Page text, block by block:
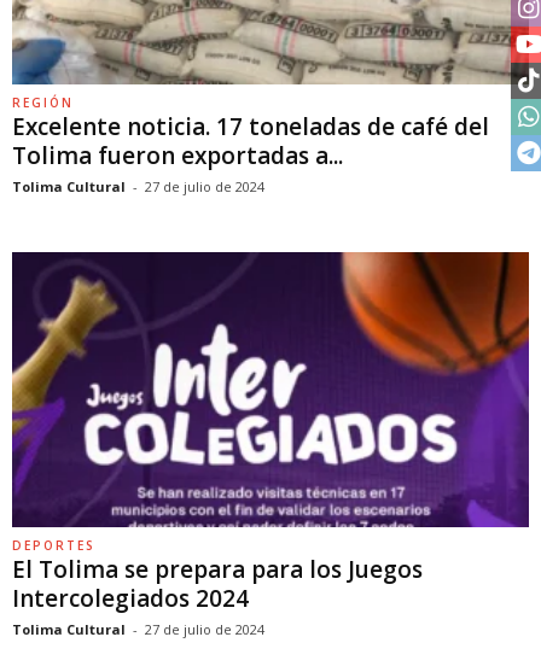
REGIÓN
Excelente noticia. 17 toneladas de café del
Tolima fueron exportadas a...
Tolima Cultural - 27 de julio de 2024
DEPORTES
El Tolima se prepara para los Juegos
Intercolegiados 2024
Tolima Cultural - 27 de julio de 2024